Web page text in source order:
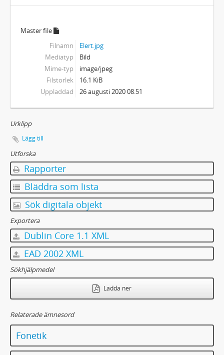
Master file
Filnamn
Elert.jpg
Mediatyp
Bild
Mime-typ
image/jpeg
Filstorlek
16.1 KiB
Uppladdad
26 augusti 2020 08.51
Urklipp
Lägg till
Utforska
Rapporter
Bläddra som lista
Sök digitala objekt
Exportera
Dublin Core 1.1 XML
EAD 2002 XML
Sökhjälpmedel
Ladda ner
Relaterade ämnesord
Fonetik